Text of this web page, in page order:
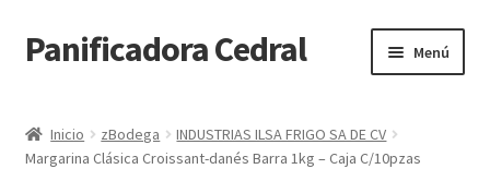
Ir
a
navegación
Ir
al
Panificadora Cedral Menú
Carrito
Inicio zBodega
INDUSTRIAS ILSA FRIGO SA DE CV
Margarina Clásica Croissant-danés Barra 1kg – Caja C/10pzas